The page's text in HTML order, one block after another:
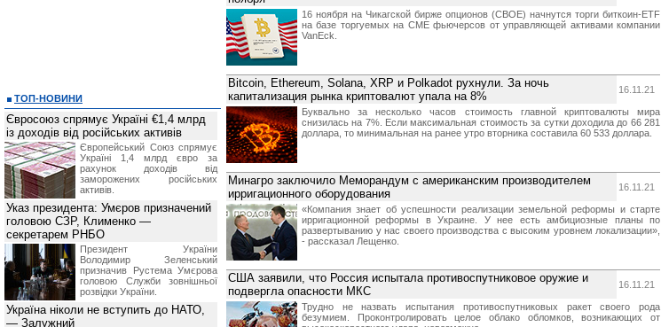
16 ноября на Чикагской бирже опционов (CBOE) начнутся торги биткоин-ETF
на базе торгуемых на CME фьючерсов от управляющей активами компании
VanEck.
Bitcoin, Ethereum, Solana, XRP и Polkadot рухнули. За ночь
капитализация рынка криптовалют упала на 8%
16.11.21
Буквально за несколько часов стоимость главной криптовалюты мира
снизилась на 7%. Если максимальная стоимость за сутки доходила до 66 281
доллара, то минимальная на ранее утро вторника составила 60 533 доллара.
Минагро заключило Меморандум с американским производителем
ирригационного оборудования
16.11.21
«Компания знает об успешности реализации земельной реформы и старте
ирригационной реформы в Украине. У нее есть амбициозные планы по
развертыванию у нас своего производства с высоким уровнем локализации»,
- рассказал Лещенко.
США заявили, что Россия испытала противоспутниковое оружие и
подвергла опасности МКС
16.11.21
Трудно не назвать испытания противоспутниковых ракет своего рода
безумием. Проконтролировать целое облако обломков, возникающих от
ТОП-НОВИНИ
Євросоюз спрямує Україні €1,4 млрд
із доходів від російських активів
Європейський Союз спрямує
Україні 1,4 млрд євро за
рахунок доходів від
заморожених російських
активів.
Указ президента: Умєров призначений
головою СЗР, Клименко —
секретарем РНБО
Президент України
Володимир Зеленський
призначив Pустема Умєрова
головою Служби зовнішньої
розвідки України.
Україна ніколи не вступить до НАТО,
— Залужний